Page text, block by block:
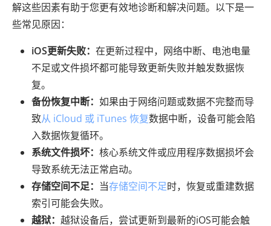
解这些因素有助于您更有效地诊断和解决问题。以下是一
些常见原因：
iOS更新失败： 在更新过程中，网络中断、电池电量
不足或文件损坏都可能导致更新失败并触发数据恢
复。
备份恢复中断： 如果由于网络问题或数据不完整而导
致从 iCloud 或 iTunes 恢复数据中断，设备可能会陷
入数据恢复循环。
系统文件损坏： 核心系统文件或应用程序数据损坏会
导致系统无法正常启动。
存储空间不足： 当存储空间不足时，恢复或重建数据
索引可能会失败。
越狱： 越狱设备后，尝试更新到最新的iOS可能会触